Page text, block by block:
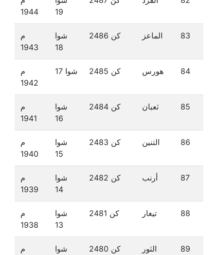
1944
19
م
1943
شوا
18
كن 2486 الماعز 83
م
1942
شوا 17 كن 2485 هورس 84
م
1941
شوا
16
كن 2484 ثعبان 85
م
1940
شوا
15
كن 2483 التنين 86
م
1939
شوا
14
كن 2482 أرنب 87
م
1938
شوا
13
كن 2481 تيغار 88
م
شوا
كن 2480 الثور 89